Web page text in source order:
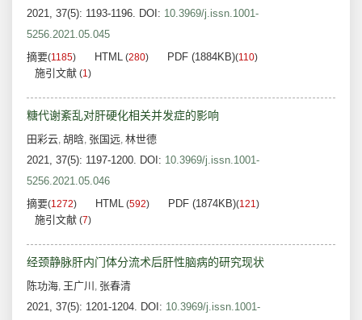
2021, 37(5): 1193-1196. DOI: 10.3969/j.issn.1001-
5256.2021.05.045
摘要(1185) HTML (280) PDF (1884KB)(110)
施引文献 (1)
糖代谢紊乱对肝硬化相关并发症的影响
田彩云, 胡晗, 张国远, 林世德
2021, 37(5): 1197-1200. DOI: 10.3969/j.issn.1001-
5256.2021.05.046
摘要(1272) HTML (592) PDF (1874KB)(121)
施引文献 (7)
经颈静脉肝内门体分流术后肝性脑病的研究现状
陈功海, 王广川 , 张春清
2021, 37(5): 1201-1204. DOI: 10.3969/j.issn.1001-